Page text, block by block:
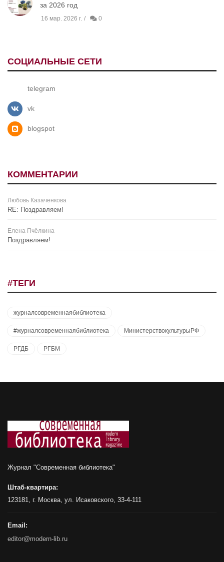
за 2026 год
16 мар. 2026 г. 0
СОЦИАЛЬНЫЕ СЕТИ
telegram
vk
blogspot
КОММЕНТАРИИ
Любовь Казаченкова
RE: Поздравляем!
Елена Пчёлкина
Поздравляем!
#ТЕГИ
журналсовременнаябиблиотека
#журналсовременнаябиблиотека МинистерствокультурыРФ
РГДБ РГБМ
Журнал "Современная библиотека"
Штаб-квартира:
123181, г. Москва, ул. Исаковского, 33-4-111
Email:
editor@modern-lib.ru